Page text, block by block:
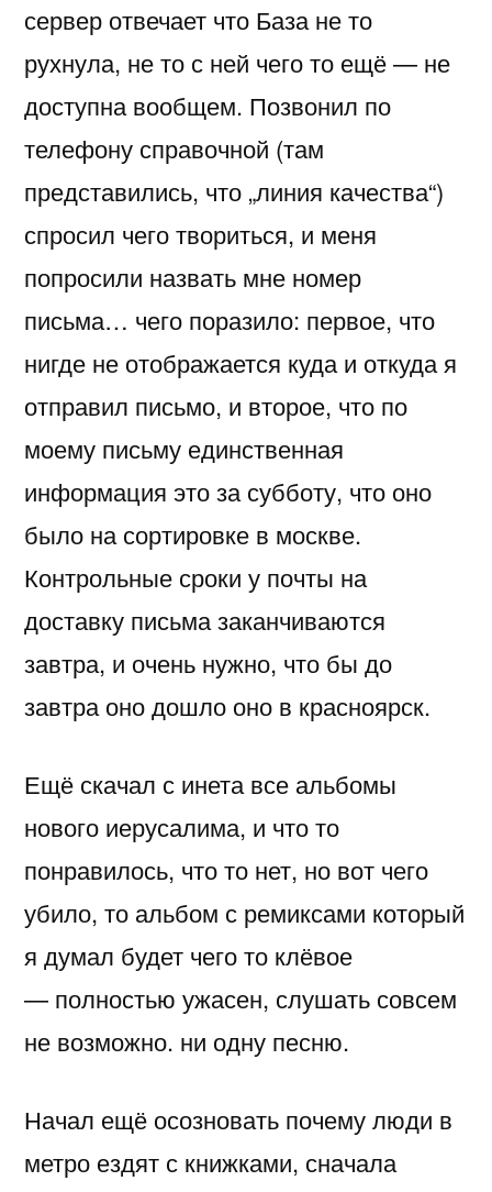
сервер отвечает что База не то
рухнула, не то с ней чего то ещё — не
доступна вообщем. Позвонил по
телефону справочной (там
представились, что „линия качества“)
спросил чего твориться, и меня
попросили назвать мне номер
письма… чего поразило: первое, что
нигде не отображается куда и откуда я
отправил письмо, и второе, что по
моему письму единственная
информация это за субботу, что оно
было на сортировке в москве.
Контрольные сроки у почты на
доставку письма заканчиваются
завтра, и очень нужно, что бы до
завтра оно дошло оно в красноярск.
Ещё скачал с инета все альбомы
нового иерусалима, и что то
понравилось, что то нет, но вот чего
убило, то альбом с ремиксами который
я думал будет чего то клёвое
— полностью ужасен, слушать совсем
не возможно. ни одну песню.
Начал ещё осозновать почему люди в
метро ездят с книжками, сначала